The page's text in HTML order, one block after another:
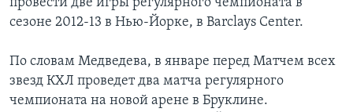
провести две игры регулярного чемпионата в
сезоне 2012-13 в Нью-Йорке, в Barclays Center.
По словам Медведева, в январе перед Матчем всех
звезд КХЛ проведет два матча регулярного
чемпионата на новой арене в Бруклине.